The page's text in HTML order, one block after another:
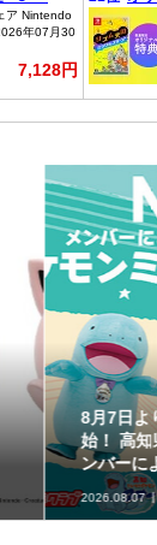
ポケモ
ぞらピ
11日（
2026.08.07